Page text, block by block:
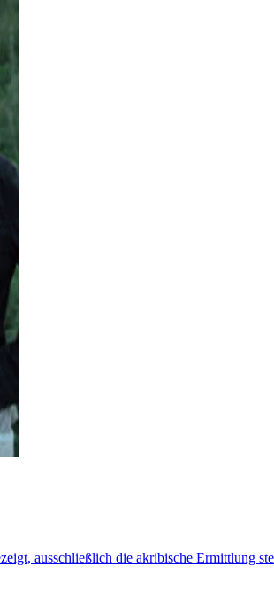
ausschließlich die akribische Ermittlung